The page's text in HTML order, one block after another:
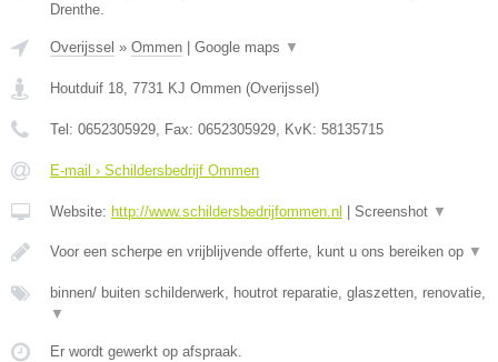
Drenthe.
Overijssel » Ommen Google maps ▼
Houtduif 18, 7731 KJ Ommen (Overijssel )
Tel: 0652305929, Fax: 0652305929, KvK: 58135715
E-mail › Schildersbedrijf Ommen
Website: http://www.schildersbedrijfommen.nl Screenshot ▼
Voor een scherpe en vrijblijvende offerte, kunt u ons bereiken op ▼
binnen/ buiten schilderwerk, houtrot reparatie, glaszetten, renovatie,
▼
Er wordt gewerkt op afspraak.